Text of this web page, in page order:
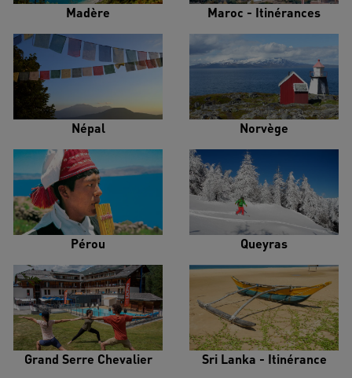
Madère Maroc - Itinérances
Népal Norvège
Pérou Queyras
Grand Serre Chevalier Sri Lanka - Itinérance